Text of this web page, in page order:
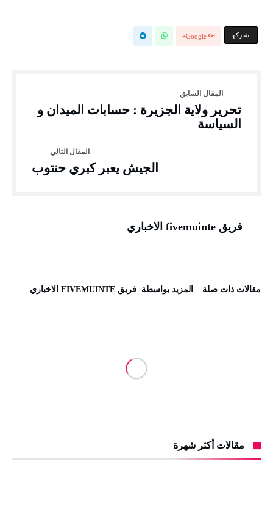
‫‫ شاركها‬ Google+
تحرير ولاية الجزيرة : حسابات الميدان و
السياسة
الجيش يعبر كبري حنتوب
فريق fivemuinte الاخباري
‫مقالات ذات صلة‬ ‫‫المزيد بواسطة‬ ‬ فريق FIVEMUINTE الاخباري
مقالات أكثر شهرة